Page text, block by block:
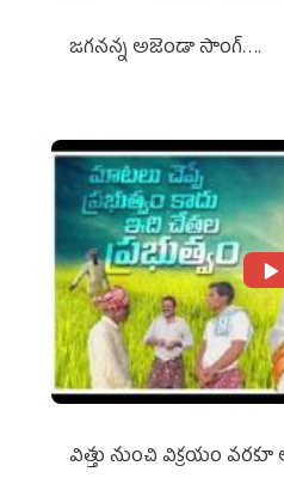
జగనన్న అజెండా సాంగ్….
విత్తు నుంచి విక్రయం